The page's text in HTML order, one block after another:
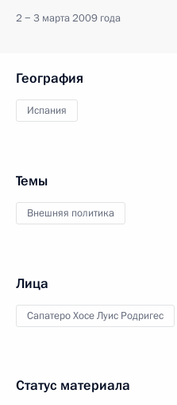
2 − 3 марта 2009 года
География
Испания
Темы
Внешняя политика
Лица
Сапатеро Хосе Луис Родригес
Статус материала